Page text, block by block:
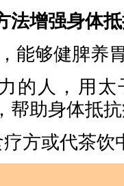
法增强身体
能够健脾养
的人，用
帮助身体抵
方或代茶饮